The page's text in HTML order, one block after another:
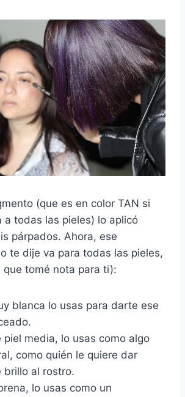
(que es en color TAN si
a todas las pieles) lo aplicó
párpados. Ahora, ese
te dije va para todas las pieles,
que tomé nota para ti):
blanca lo usas para darte ese
piel media, lo usas como algo
como quién le quiere dar
brillo al rostro.
lo usas como un